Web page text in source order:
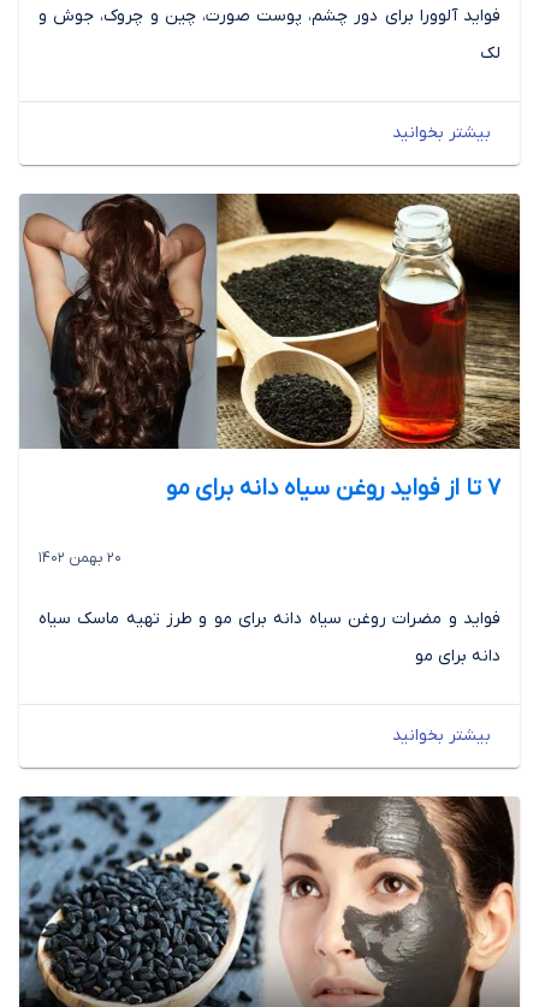
فواید آلوورا برای دور چشم، پوست صورت، چین و چروک، جوش و
لک
بیشتر بخوانید
7 تا از فواید روغن سیاه دانه برای مو
20 بهمن 1402
فواید و مضرات روغن سیاه دانه برای مو و طرز تهیه ماسک سیاه
دانه برای مو
بیشتر بخوانید